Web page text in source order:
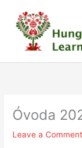
content
Óvoda
Leave a Comment